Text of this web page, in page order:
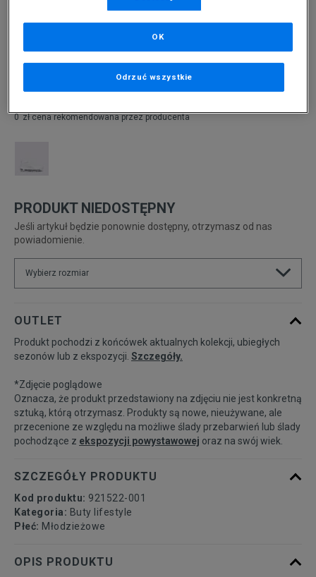
Produkt pochodzi z końcówek aktualnych kolekcji, ubiegłych
sezonów lub z ekspozycji.Szczegóły.
0 zł cena rekomendowana przez producenta
359,99 zł
PRODUKT NIEDOSTĘPNY
Jeśli artykuł będzie ponownie dostępny, otrzymasz od nas
powiadomienie.
Wybierz rozmiar
35,5 22,5 cm Powiadom o dostępności
36 23 cm
36,5 23,5 cm Powiadom o dostępności
38 24 cm
OUTLET
Produkt pochodzi z końcówek aktualnych kolekcji, ubiegłych
sezonów lub z ekspozycji. Szczegóły.
*Zdjęcie poglądowe
Oznacza, że produkt przedstawiony na zdjęciu nie jest konkretną
sztuką, którą otrzymasz. Produkty są nowe, nieużywane, ale
przecenione ze względu na możliwe ślady przebarwień lub ślady
pochodzące z ekspozycji powystawowej oraz na swój wiek.
SZCZEGÓŁY PRODUKTU
Kod produktu: 921522-001
Kategoria: Buty lifestyle
Płeć: Młodzieżowe
OPIS PRODUKTU
Odrzuć wszystkie
OK